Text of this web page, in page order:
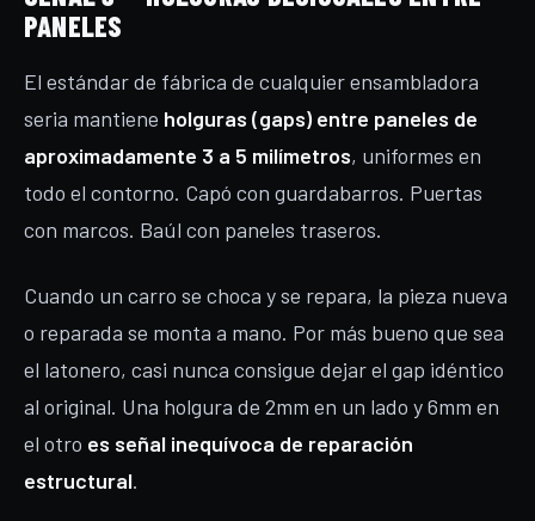
PANELES
El estándar de fábrica de cualquier ensambladora
seria mantiene holguras (gaps) entre paneles de
aproximadamente 3 a 5 milímetros, uniformes en
todo el contorno. Capó con guardabarros. Puertas
con marcos. Baúl con paneles traseros.
Cuando un carro se choca y se repara, la pieza nueva
o reparada se monta a mano. Por más bueno que sea
el latonero, casi nunca consigue dejar el gap idéntico
al original. Una holgura de 2mm en un lado y 6mm en
el otro es señal inequívoca de reparación
estructural.